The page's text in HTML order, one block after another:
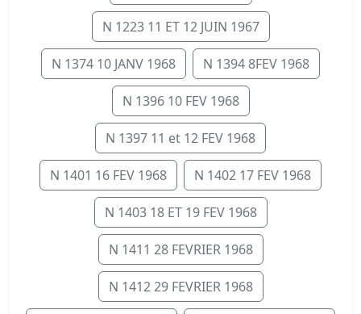
N 1223 11 ET 12 JUIN 1967
N 1374 10 JANV 1968 N 1394 8FEV 1968
N 1396 10 FEV 1968
N 1397 11 et 12 FEV 1968
N 1401 16 FEV 1968 N 1402 17 FEV 1968
N 1403 18 ET 19 FEV 1968
N 1411 28 FEVRIER 1968
N 1412 29 FEVRIER 1968